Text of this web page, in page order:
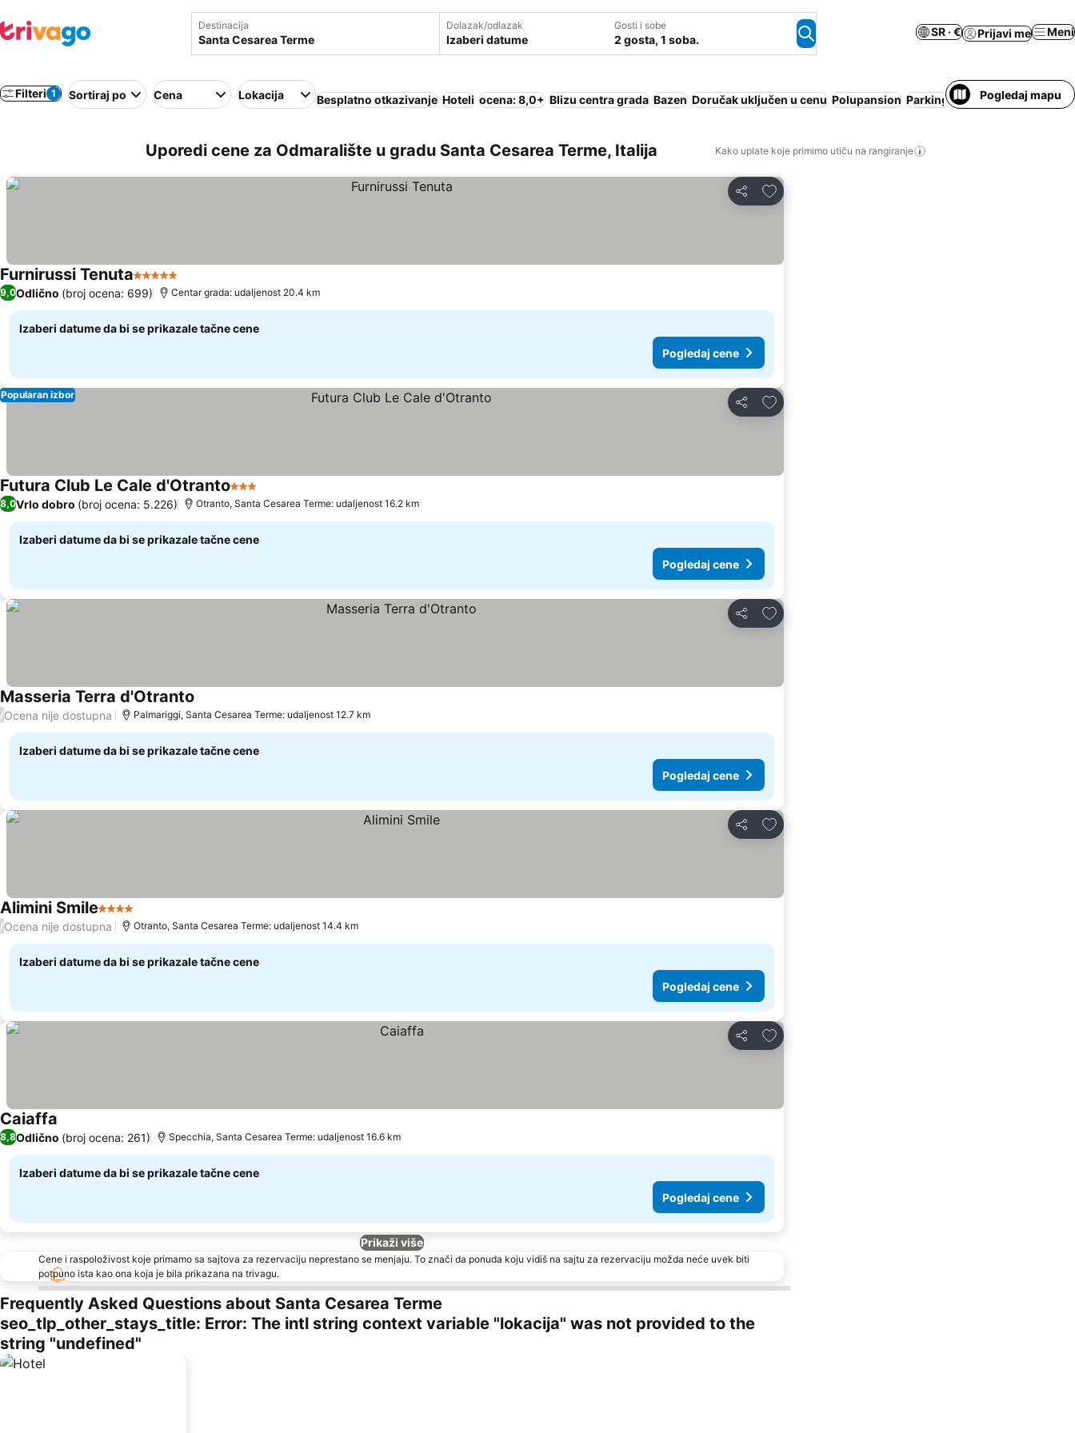
Destinacija Dolazak/odlazak
Izaberi datume
Gosti i sobe
2 gosta, 1 soba.
SR · € Prijavi me Meni
Filteri 1 Sortiraj po Cena Lokacija Besplatno otkazivanje Hoteli ocena: 8,0+ Blizu centra grada Bazen Doručak uključen u cenu Polupansion Parking Plaža Apart hotel
Pogledaj mapu
Uporedi cene za Odmaralište u gradu Santa Cesarea Terme, Italija Kako uplate koje primimo utiču na rangiranje
Deli
Dodati u favorite
Furnirussi Tenuta5 Zvezdice
9,0Odlično (broj ocena: 699) Centar grada: udaljenost 20.4 km
Izaberi datume da bi se prikazale tačne cene
Pogledaj cene
Deli
Dodati u favorite
Popularan izbor
Futura Club Le Cale d'Otranto3 Zvezdice
8,0Vrlo dobro (broj ocena: 5.226) Otranto, Santa Cesarea Terme: udaljenost 16.2 km
Izaberi datume da bi se prikazale tačne cene
Pogledaj cene
Deli
Dodati u favorite
Masseria Terra d'Otranto
/Ocena nije dostupna Palmariggi, Santa Cesarea Terme: udaljenost 12.7 km
Izaberi datume da bi se prikazale tačne cene
Pogledaj cene
Deli
Dodati u favorite
Alimini Smile4 Zvezdice
/Ocena nije dostupna Otranto, Santa Cesarea Terme: udaljenost 14.4 km
Izaberi datume da bi se prikazale tačne cene
Pogledaj cene
Deli
Dodati u favorite
Caiaffa
8,8Odlično (broj ocena: 261) Specchia, Santa Cesarea Terme: udaljenost 16.6 km
Izaberi datume da bi se prikazale tačne cene
Pogledaj cene
Prikaži više
Cene i raspoloživost koje primamo sa sajtova za rezervaciju neprestano se menjaju. To znači da ponuda koju vidiš na sajtu za rezervaciju možda neće uvek biti
potpuno ista kao ona koja je bila prikazana na trivagu.
Frequently Asked Questions about Santa Cesarea Terme
seo_tlp_other_stays_title: Error: The intl string context variable "lokacija" was not provided to the
string "undefined"